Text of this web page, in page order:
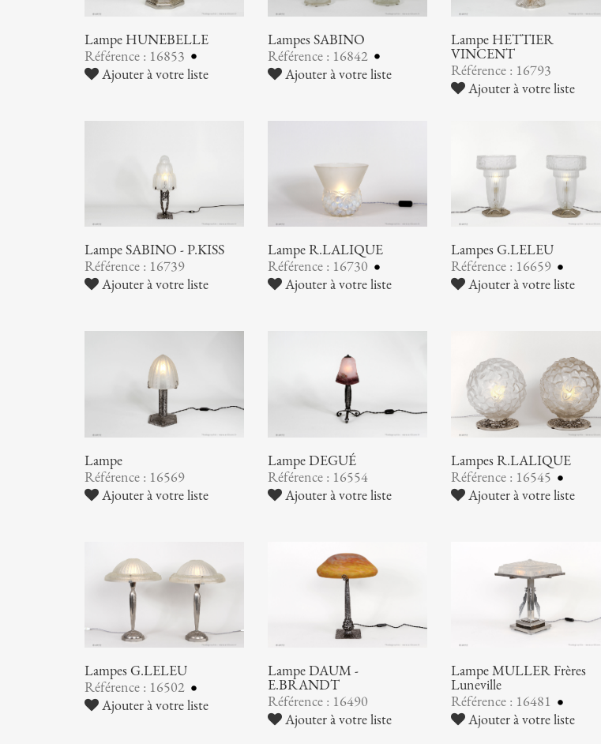
Lampe HUNEBELLE
Référence : 16853
Ajouter à votre liste
Lampes SABINO
Référence : 16842
Ajouter à votre liste
Lampe HETTIER
VINCENT
Référence : 16793
Ajouter à votre liste
Lampe SABINO - P.KISS
Référence : 16739
Ajouter à votre liste
Lampe R.LALIQUE
Référence : 16730
Ajouter à votre liste
Lampes G.LELEU
Référence : 16659
Ajouter à votre liste
Lampe
Référence : 16569
Ajouter à votre liste
Lampe DEGUÉ
Référence : 16554
Ajouter à votre liste
Lampes R.LALIQUE
Référence : 16545
Ajouter à votre liste
Lampes G.LELEU
Référence : 16502
Ajouter à votre liste
Lampe DAUM -
E.BRANDT
Référence : 16490
Ajouter à votre liste
Lampe MULLER Frères
Luneville
Référence : 16481
Ajouter à votre liste